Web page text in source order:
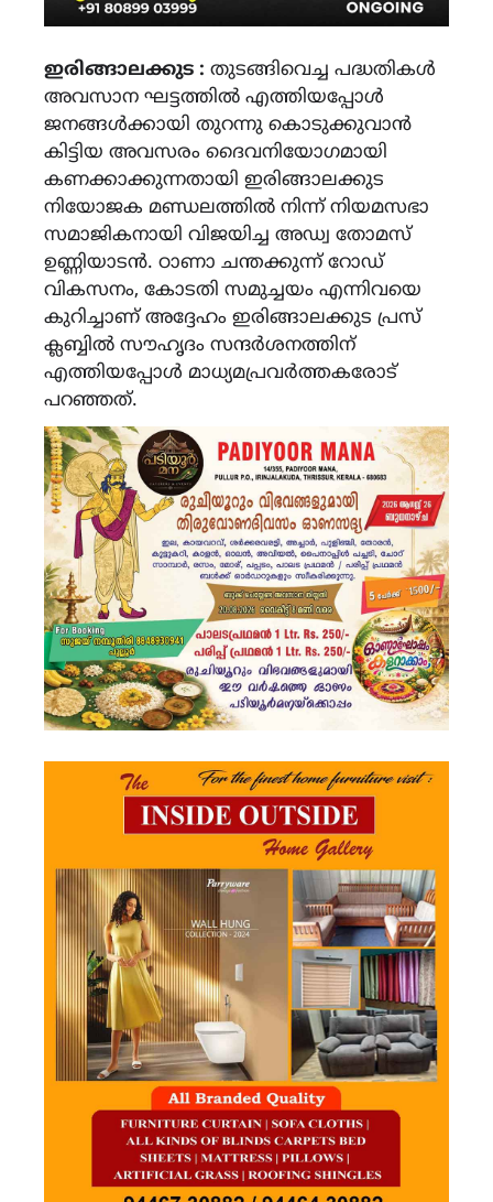
ഇരിങ്ങാലക്കുട : തുടങ്ങിവെച്ച പദ്ധതികൾ
അവസാന ഘട്ടത്തിൽ എത്തിയപ്പോൾ
ജനങ്ങൾക്കായി തുറന്നു കൊടുക്കുവാൻ
കിട്ടിയ അവസരം ദൈവനിയോഗമായി
കണക്കാക്കുന്നതായി ഇരിങ്ങാലക്കുട
നിയോജക മണ്ഡലത്തിൽ നിന്ന് നിയമസഭാ
സമാജികനായി വിജയിച്ച അഡ്വ തോമസ്
ഉണ്ണിയാടൻ. ഠാണാ ചന്തക്കുന്ന് റോഡ്
വികസനം, കോടതി സമുച്ചയം എന്നിവയെ
കുറിച്ചാണ് അദ്ദേഹം ഇരിങ്ങാലക്കുട പ്രസ്
ക്ലബ്ബിൽ സൗഹൃദം സന്ദർശനത്തിന്
എത്തിയപ്പോൾ മാധ്യമപ്രവർത്തകരോട്
പറഞ്ഞത്.